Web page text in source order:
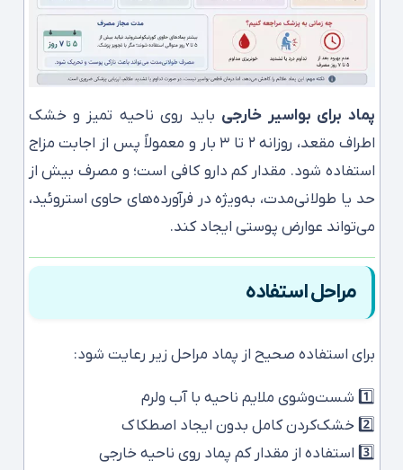
پماد برای بواسیر خارجی باید روی ناحیه تمیز و خشک
اطراف مقعد، روزانه ۲ تا ۳ بار و معمولاً پس از اجابت مزاج
استفاده شود. مقدار کم دارو کافی است؛ و مصرف بیش از
حد یا طولانی‌مدت، به‌ویژه در فرآورده‌های حاوی استروئید،
می‌تواند عوارض پوستی ایجاد کند.
مراحل استفاده
برای استفاده صحیح از پماد مراحل زیر رعایت شود:
1️⃣ شست‌وشوی ملایم ناحیه با آب ولرم
2️⃣ خشک‌کردن کامل بدون ایجاد اصطکاک
3️⃣ استفاده از مقدار کم پماد روی ناحیه خارجی